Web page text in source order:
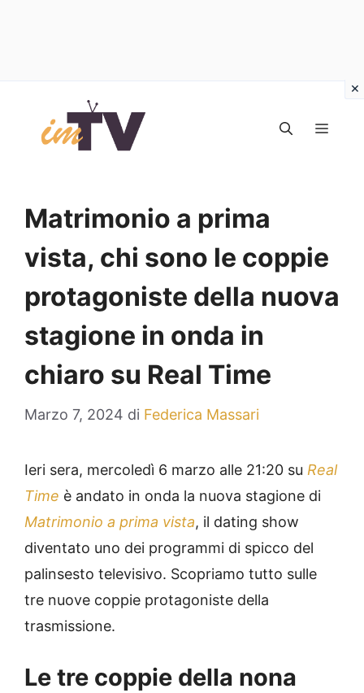
contenuto
Matrimonio a prima
vista, chi sono le coppie
protagoniste della nuova
stagione in onda in
chiaro su Real Time
Marzo 7, 2024 di Federica Massari
Ieri sera, mercoledì 6 marzo alle 21:20 su Real
Time è andato in onda la nuova stagione di
Matrimonio a prima vista, il dating show
diventato uno dei programmi di spicco del
palinsesto televisivo. Scopriamo tutto sulle
tre nuove coppie protagoniste della
trasmissione.
Le tre coppie della nona